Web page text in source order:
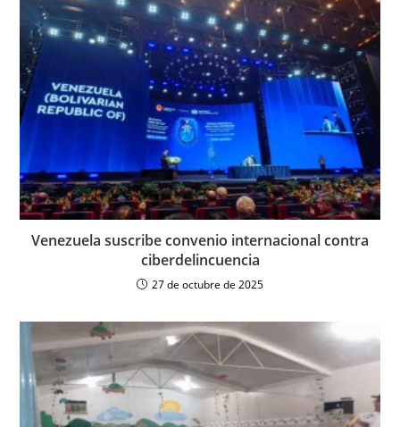
Venezuela suscribe convenio internacional contra
ciberdelincuencia
27 de octubre de 2025